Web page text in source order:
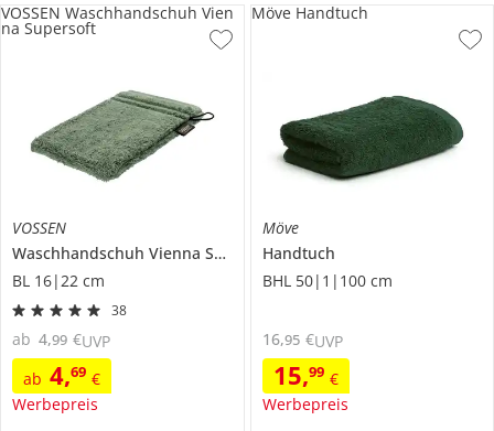
VOSSEN
Waschhandschuh Vienna Supersoft
BL 16|22 cm
38
ab 4,69 €
Werbepreis
ab 4,99 €UVP
VOSSEN Waschhandschuh Vien
na Supersoft
Möve
Handtuch
BHL 50|1|100 cm
15,99 €
Werbepreis
16,95 €UVP
Möve Handtuch